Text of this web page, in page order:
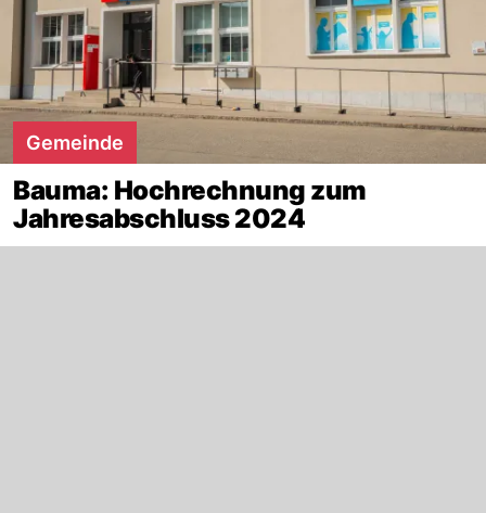
Gemeinde
Bauma: Hochrechnung zum
Jahresabschluss 2024